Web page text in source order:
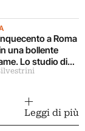
a Roma
una bollente
Lo studio di
il
Leggi di più